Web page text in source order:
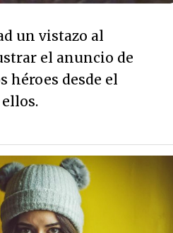
un vistazo al
el anuncio de
héroes desde el